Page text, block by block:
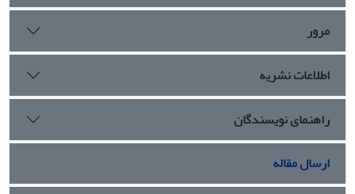
مرور
اطلاعات نشریه
راهنمای نویسندگان
ارسال مقاله